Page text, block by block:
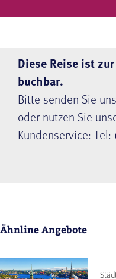
Diese Reise ist
buchbar.
Bitte senden Sie
oder nutzen Sie
Kundenservice: Tel:
Ähnline Angebote